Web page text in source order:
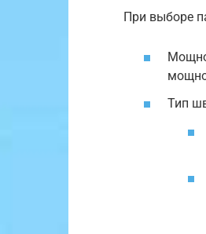
При выборе
Тип